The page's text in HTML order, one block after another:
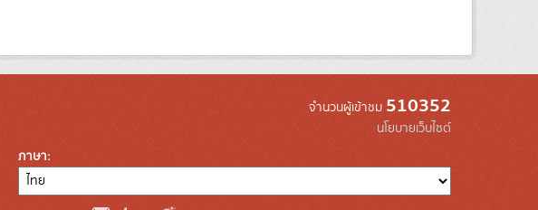
จำนวนผู้เข้าชม 510352
นโยบายเว็บไซต์
ภาษา